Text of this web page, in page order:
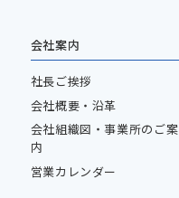
会社案内
社長ご挨拶
会社概要・沿革
会社組織図・事業所のご案
内
営業カレンダー